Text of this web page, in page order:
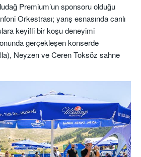
Premium’un sponsoru olduğu
Orkestrası; yarış esnasında canlı
keyifli bir koşu deneyimi
gerçekleşen konserde
Neyzen ve Ceren Toksöz sahne